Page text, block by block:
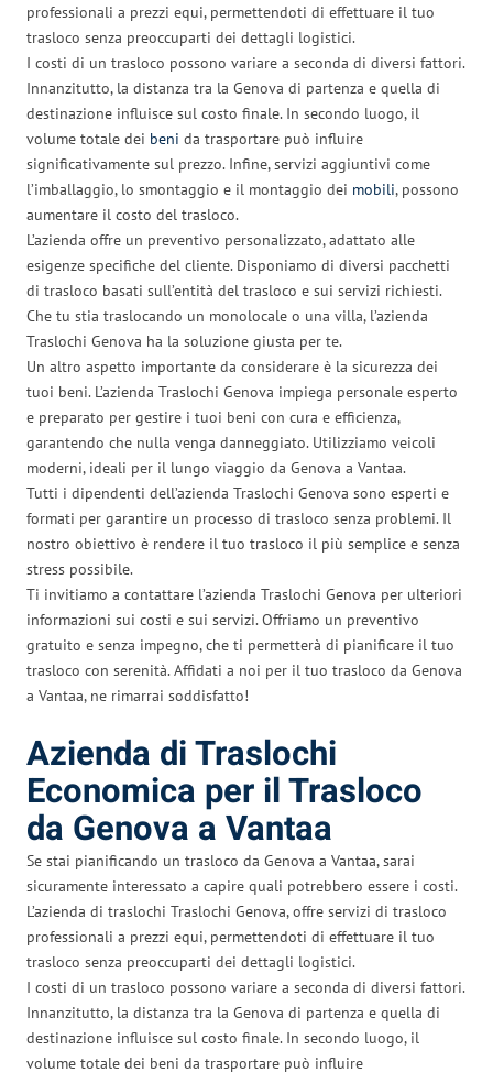
professionali a prezzi equi, permettendoti di effettuare il tuo
trasloco senza preoccuparti dei dettagli logistici.
I costi di un trasloco possono variare a seconda di diversi fattori.
Innanzitutto, la distanza tra la Genova di partenza e quella di
destinazione influisce sul costo finale. In secondo luogo, il
volume totale dei beni da trasportare può influire
significativamente sul prezzo. Infine, servizi aggiuntivi come
l’imballaggio, lo smontaggio e il montaggio dei mobili, possono
aumentare il costo del trasloco.
L’azienda offre un preventivo personalizzato, adattato alle
esigenze specifiche del cliente. Disponiamo di diversi pacchetti
di trasloco basati sull’entità del trasloco e sui servizi richiesti.
Che tu stia traslocando un monolocale o una villa, l’azienda
Traslochi Genova ha la soluzione giusta per te.
Un altro aspetto importante da considerare è la sicurezza dei
tuoi beni. L’azienda Traslochi Genova impiega personale esperto
e preparato per gestire i tuoi beni con cura e efficienza,
garantendo che nulla venga danneggiato. Utilizziamo veicoli
moderni, ideali per il lungo viaggio da Genova a Vantaa.
Tutti i dipendenti dell’azienda Traslochi Genova sono esperti e
formati per garantire un processo di trasloco senza problemi. Il
nostro obiettivo è rendere il tuo trasloco il più semplice e senza
stress possibile.
Ti invitiamo a contattare l’azienda Traslochi Genova per ulteriori
informazioni sui costi e sui servizi. Offriamo un preventivo
gratuito e senza impegno, che ti permetterà di pianificare il tuo
trasloco con serenità. Affidati a noi per il tuo trasloco da Genova
a Vantaa, ne rimarrai soddisfatto!
Azienda di Traslochi
Economica per il Trasloco
da Genova a Vantaa
Se stai pianificando un trasloco da Genova a Vantaa, sarai
sicuramente interessato a capire quali potrebbero essere i costi.
L’azienda di traslochi Traslochi Genova, offre servizi di trasloco
professionali a prezzi equi, permettendoti di effettuare il tuo
trasloco senza preoccuparti dei dettagli logistici.
I costi di un trasloco possono variare a seconda di diversi fattori.
Innanzitutto, la distanza tra la Genova di partenza e quella di
destinazione influisce sul costo finale. In secondo luogo, il
volume totale dei beni da trasportare può influire